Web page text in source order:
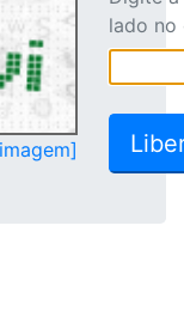
lado no